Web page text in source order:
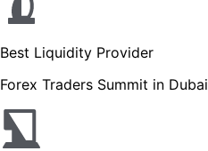
Best Liquidity Provider
Forex Traders Summit in Dubai